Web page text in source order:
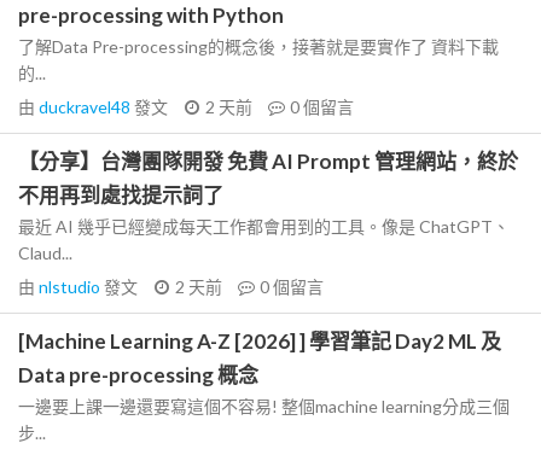
pre-processing with Python
了解Data Pre-processing的概念後，接著就是要實作了 資料下載
的...
由 duckravel48 發文 2 天前 0個留言
【分享】台灣團隊開發 免費 AI Prompt 管理網站，終於
不用再到處找提示詞了
最近 AI 幾乎已經變成每天工作都會用到的工具。像是 ChatGPT、
Claud...
由 nlstudio 發文 2 天前 0個留言
[Machine Learning A-Z [2026] ] 學習筆記 Day2 ML 及
Data pre-processing 概念
一邊要上課一邊還要寫這個不容易! 整個machine learning分成三個
步...